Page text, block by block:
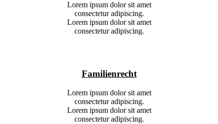
Lorem ipsum dolor sit amet
consectetur adipiscing.
Lorem ipsum dolor sit amet
consectetur adipiscing.
Familienrecht
Lorem ipsum dolor sit amet
consectetur adipiscing.
Lorem ipsum dolor sit amet
consectetur adipiscing.